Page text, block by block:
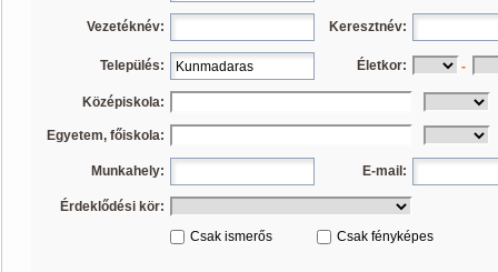
Vezetéknév: Keresztnév:
Település: Életkor: -
Középiskola:
Egyetem, főiskola:
Munkahely: E-mail:
Érdeklődési kör:
Csak ismerős
Csak fényképes